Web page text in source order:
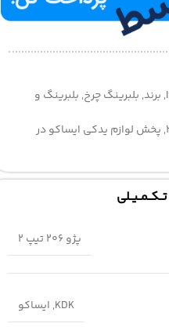
, برند, بلبرینگ چرخ, بلبرینگ و
, پخش لوازم یدکی ایساکو در
پژو 206 تیپ 2
KDK
, ایساکو